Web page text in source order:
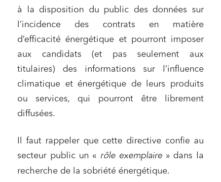
à la disposition du public des données sur
l’incidence des contrats en matière
d’efficacité énergétique et pourront imposer
aux candidats (et pas seulement aux
titulaires) des informations sur l’influence
climatique et énergétique de leurs produits
ou services, qui pourront être librement
diffusées.
Il faut rappeler que cette directive confie au
secteur public un « rôle exemplaire » dans la
recherche de la sobriété énergétique.